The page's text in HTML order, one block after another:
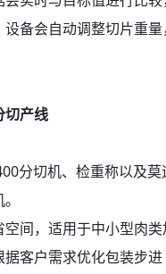
备会自动调整切片重
切产线
分切机、检重称以及
间，适用于中小型肉类
据客户需求优化包装步进